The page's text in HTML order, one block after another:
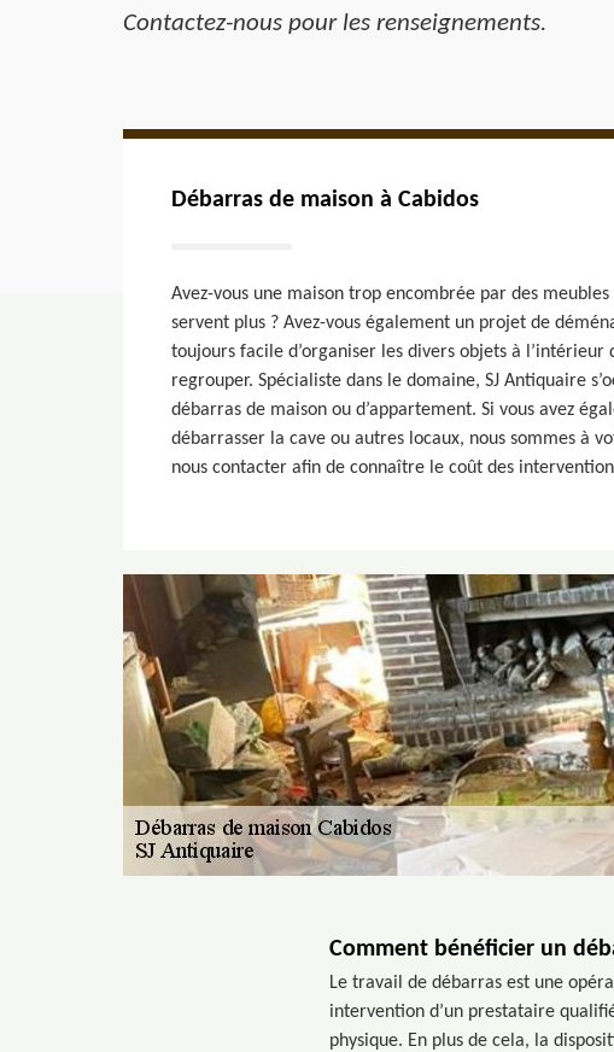
Contactez-nous pour les renseignements.
Débarras de maison à Cabidos
Avez-vous une maison trop encombrée par des
servent plus ? Avez-vous également un projet de
toujours facile d’organiser les divers objets à l’intérieur
regrouper. Spécialiste dans le domaine, SJ Antiquaire
débarras de maison ou d’appartement. Si vous avez
débarrasser la cave ou autres locaux, nous sommes à
nous contacter afin de connaître le coût des
Comment bénéficier un
Le travail de débarras est une
intervention d’un prestataire
physique. En plus de cela, la